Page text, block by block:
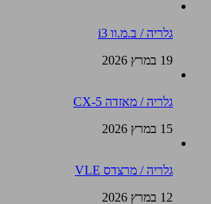
גלריה / ב.מ.וו i3
19 במרץ 2026
גלריה / מאזדה CX-5
15 במרץ 2026
גלריה / מרצדס VLE
12 במרץ 2026